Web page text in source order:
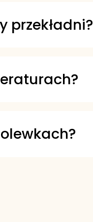
przekładni?
zimnych